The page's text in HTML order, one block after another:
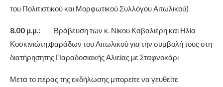
του Πολιτιστικού και Μορφωτικού Συλλόγου Αιτωλικού)
8.00 µ.µ.: Βράβευση των κ. Νίκου Καβαλιέρη και Ηλία
Κοσκινιώτη,ψαράδων του Αιτωλικού για την συμβολή τους στη
διατήρησητης Παραδοσιακής Αλιείας µε Σταφνοκάρι
Μετά το πέρας της εκδήλωσης μπορείτε να γευθείτε